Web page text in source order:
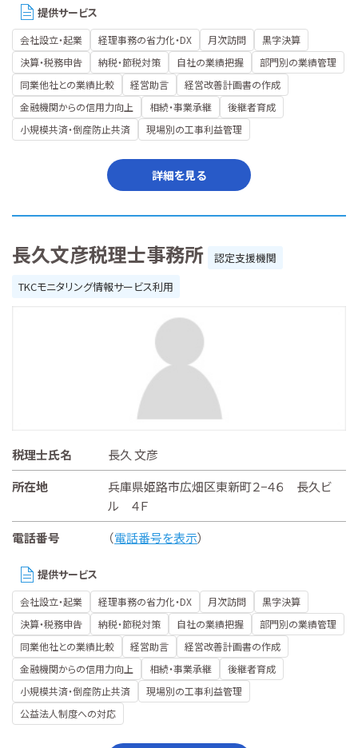
提供サービス
会社設立・起業 経理事務の省力化・DX 月次訪問
黒字決算
決算・税務申告
納税・節税対策 自社の業績把握
部門別の業績管理
同業他社との業績比較
経営助言
経営改善計画書の作成
金融機関からの信用力向上
相続・事業承継
後継者育成
小規模共済・倒産防止共済
現場別の工事利益管理
詳細を見る
長久文彦税理士事務所
認定支援機関
TKCモニタリング情報サービス利用
税理士氏名
長久 文彦
所在地
兵庫県姫路市広畑区東新町２−４６ 長久ビ
ル ４Ｆ
電話番号
（電話番号を表示）
提供サービス
会社設立・起業 経理事務の省力化・DX 月次訪問
黒字決算
決算・税務申告
納税・節税対策 自社の業績把握
部門別の業績管理
同業他社との業績比較
経営助言
経営改善計画書の作成
金融機関からの信用力向上
相続・事業承継
後継者育成
小規模共済・倒産防止共済
現場別の工事利益管理
公益法人制度への対応